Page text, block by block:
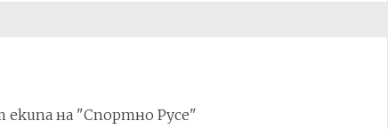
екипа на "Спортно Русе"